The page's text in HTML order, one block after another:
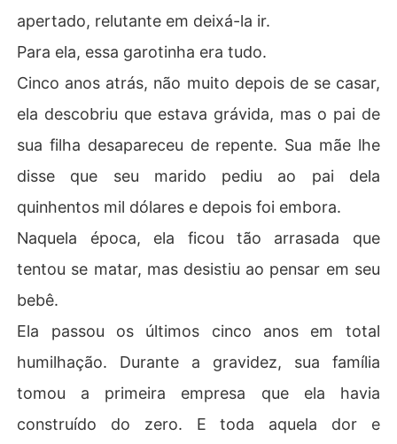
apertado, relutante em deixá-la ir.
Para ela, essa garotinha era tudo.
Cinco anos atrás, não muito depois de se casar,
ela descobriu que estava grávida, mas o pai de
sua filha desapareceu de repente. Sua mãe lhe
disse que seu marido pediu ao pai dela
quinhentos mil dólares e depois foi embora.
Naquela época, ela ficou tão arrasada que
tentou se matar, mas desistiu ao pensar em seu
bebê.
Ela passou os últimos cinco anos em total
humilhação. Durante a gravidez, sua família
tomou a primeira empresa que ela havia
construído do zero. E toda aquela dor e